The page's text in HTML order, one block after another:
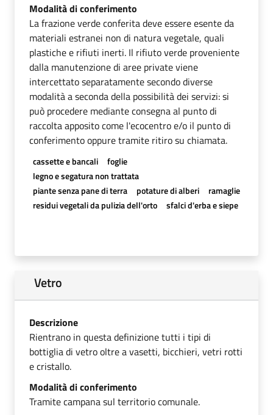
Modalità di conferimento
La frazione verde conferita deve essere esente da
materiali estranei non di natura vegetale, quali
plastiche e rifiuti inerti. Il rifiuto verde proveniente
dalla manutenzione di aree private viene
intercettato separatamente secondo diverse
modalità a seconda della possibilità dei servizi: si
può procedere mediante consegna al punto di
raccolta apposito come l'ecocentro e/o il punto di
conferimento oppure tramite ritiro su chiamata.
cassette e bancali
foglie
legno e segatura non trattata
piante senza pane di terra
potature di alberi
ramaglie
residui vegetali da pulizia dell'orto
sfalci d'erba e siepe
Vetro
Descrizione
Rientrano in questa definizione tutti i tipi di
bottiglia di vetro oltre a vasetti, bicchieri, vetri rotti
e cristallo.
Modalità di conferimento
Tramite campana sul territorio comunale.